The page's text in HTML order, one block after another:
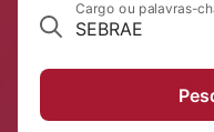
Cargo ou palavras-